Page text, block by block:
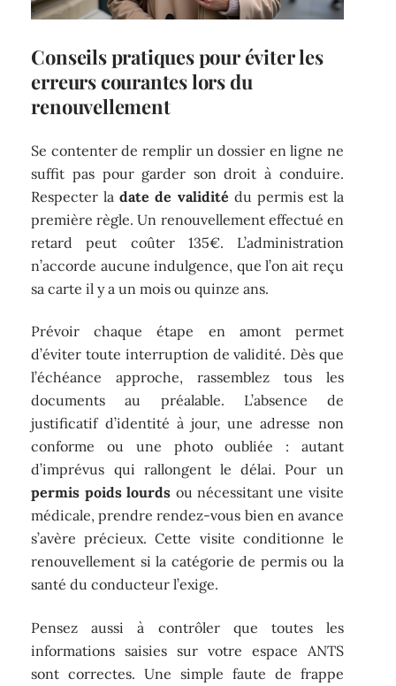
Conseils pratiques pour éviter les
erreurs courantes lors du
renouvellement
Se contenter de remplir un dossier en ligne ne
suffit pas pour garder son droit à conduire.
Respecter ladate de validité du permis est la
première règle. Un renouvellement effectué en
retard peut coûter 135€. L’administration
n’accorde aucune indulgence, que l’on ait reçu
sa carte il y a un mois ou quinze ans.
Prévoir chaque étape en amont permet
d’éviter toute interruption de validité. Dès que
l’échéance approche, rassemblez tous les
documents au préalable. L’absence de
justificatif d’identité à jour, une adresse non
conforme ou une photo oubliée : autant
d’imprévus qui rallongent le délai. Pour un
permis poids lourds ou nécessitant une visite
médicale, prendre rendez-vous bien en avance
s’avère précieux. Cette visite conditionne le
renouvellement si la catégorie de permis ou la
santé du conducteur l’exige.
Pensez aussi à contrôler que toutes les
informations saisies sur votre espace ANTS
sont correctes. Une simple faute de frappe